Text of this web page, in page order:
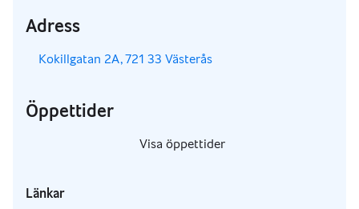
Adress
Kokillgatan 2A, 721 33 Västerås
Öppettider
Visa öppettider
Länkar